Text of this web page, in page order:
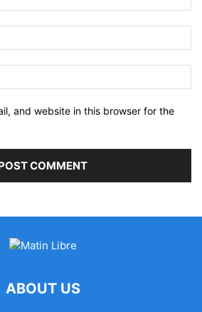
and website in this browser for the
ABOUT US